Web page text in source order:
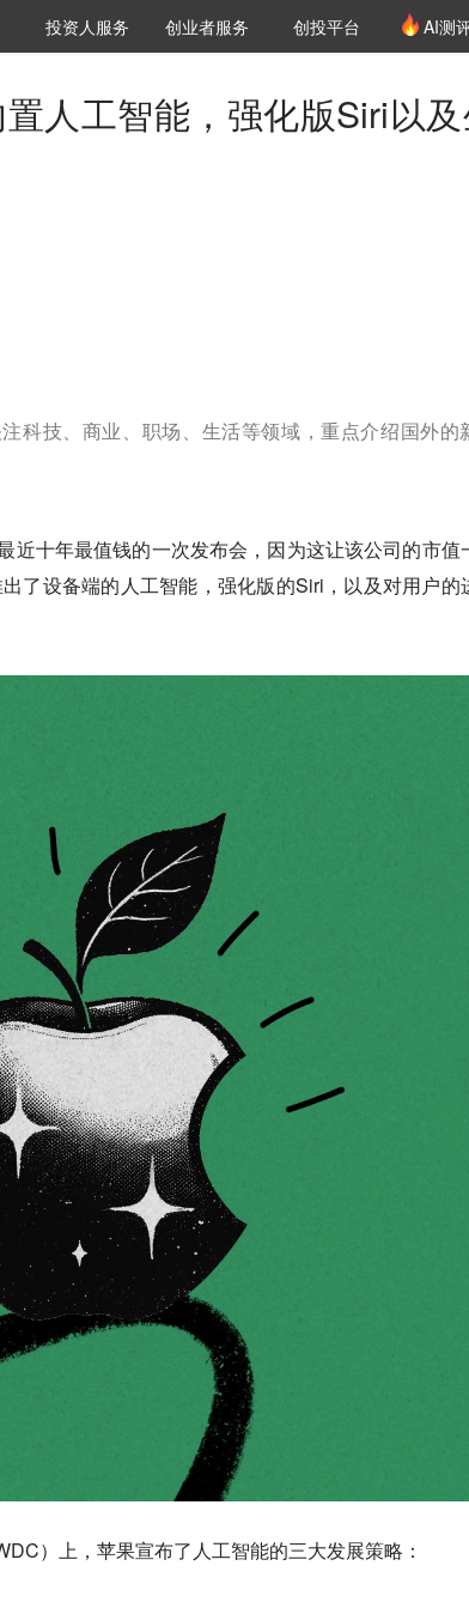
VClub投资机构库
投资机构职位推介
投资人服务 创投氪堂
创业者服务 创投平台 AI测
人工智能，强化版Siri以
科技、商业、职场、生活等领域，重点介绍国外的
近十年最值钱的一次发布会，因为这让该公司的市值
了设备端的人工智能，强化版的Siri，以及对用户的
）上，苹果宣布了人工智能的三大发展策略：